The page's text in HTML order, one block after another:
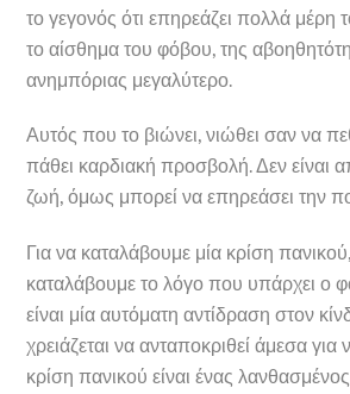
το γεγονός ότι επηρεάζει πολλά μέρη
το αίσθημα του φόβου, της
ανημπόριας μεγαλύτερο.
Αυτός που το βιώνει, νιώθει σαν να
πάθει καρδιακή προσβολή. Δεν είναι
ζωή, όμως μπορεί να επηρεάσει την
Για να καταλάβουμε μία κρίση
καταλάβουμε το λόγο που υπάρχει ο
είναι μία αυτόματη αντίδραση στον
χρειάζεται να ανταποκριθεί άμεσα για
κρίση πανικού είναι ένας